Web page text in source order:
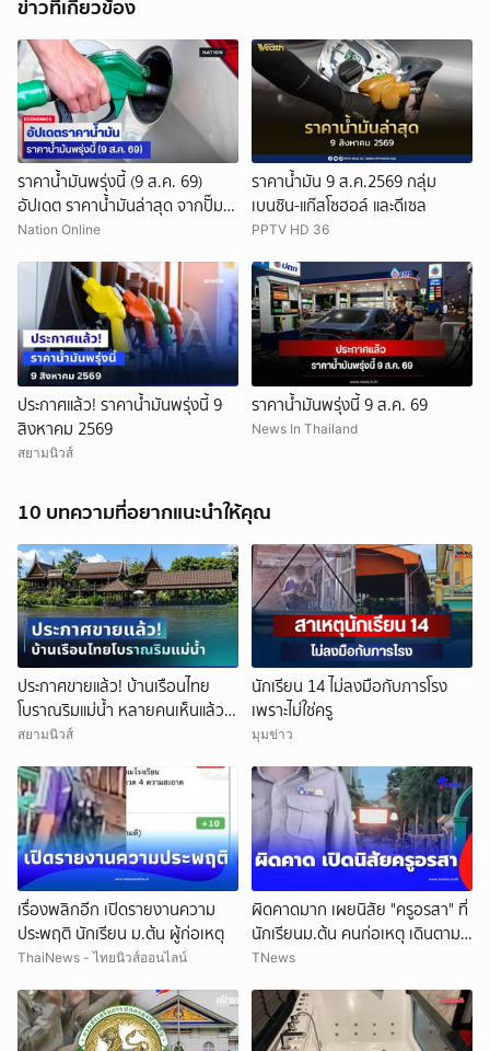
ข่าวที่เกี่ยวข้อง
ราคาน้ำมันพรุ่งนี้ (9 ส.ค. 69)
อัปเดต ราคาน้ำมันล่าสุด จากปั๊ม
ใหญ่
Nation Online
ราคาน้ำมัน 9 ส.ค.2569 กลุ่ม
เบนซิน-แก๊สโซฮอล์ และดีเซล
PPTV HD 36
ประกาศแล้ว! ราคาน้ำมันพรุ่งนี้ 9
สิงหาคม 2569
สยามนิวส์
ราคาน้ำมันพรุ่งนี้ 9 ส.ค. 69
News In Thailand
10 บทความที่อยากแนะนำให้คุณ
ประกาศขายแล้ว! บ้านเรือนไทย
โบราณริมแม่น้ำ หลายคนเห็นแล้ว
จำได้ เคยเป็นฉากหนังดัง
สยามนิวส์
นักเรียน 14 ไม่ลงมือกับภารโรง
เพราะไม่ใช่ครู
มุมข่าว
เรื่องพลิกอีก เปิดรายงานความ
ประพฤติ นักเรียน ม.ต้น ผู้ก่อเหตุ
ThaiNews - ไทยนิวส์ออนไลน์
ผิดคาดมาก เผยนิสัย "ครูอรสา" ที่
นักเรียนม.ต้น คนก่อเหตุ เดินตาม
หา
TNews
ยกเลิก